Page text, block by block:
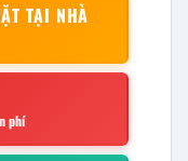
TẠI NHÀ
phí